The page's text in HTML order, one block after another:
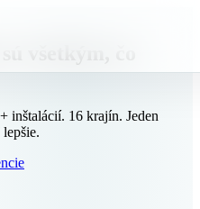
všetkým, čo
inštalácií. 16 krajín. Jeden